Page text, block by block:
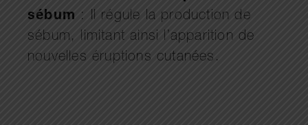
sébum : Il régule la production de
sébum, limitant ainsi l’apparition de
nouvelles éruptions cutanées.